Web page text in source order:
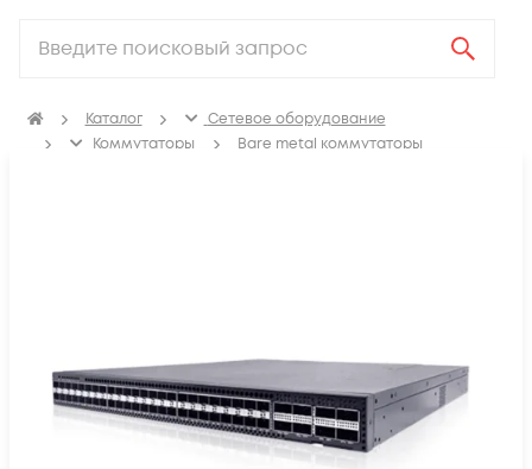
Каталог
Сетевое оборудование
Коммутаторы
Bare metal коммутаторы